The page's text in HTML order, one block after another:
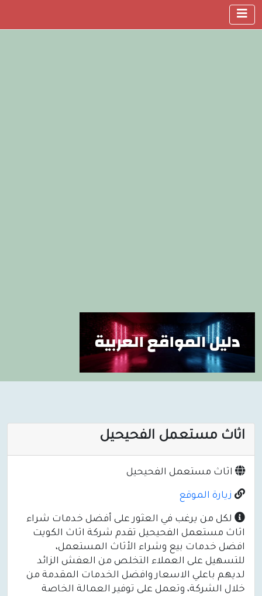
اثاث مستعمل الفحيحيل
اثاث مستعمل الفحيحيل
زيارة الموقع
لكل من يرغب في العثور على أفضل خدمات شراء
اثاث مستعمل الفحيحيل تقدم شركة اثاث الكويت
افضل خدمات بيع وشراء الأثاث المستعمل،
للتسهيل على العملاء التخلص من العفش الزائد
لديهم باعلي الاسعار وافضل الخدمات المقدمة من
خلال الشركة، وتعمل على توفير العمالة الخاصة